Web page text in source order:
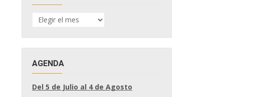
HISTÓRICO
DE
AGENDA
Del 5 de Julio al 4 de Agosto